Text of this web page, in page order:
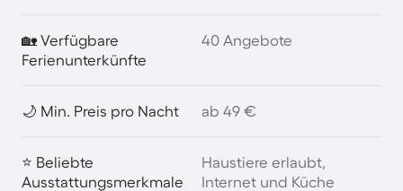
🏡 Verfügbare
Ferienunterkünfte
40 Angebote
🌙 Min. Preis pro Nacht ab 49 €
⭐ Beliebte
Ausstattungsmerkmale
Haustiere erlaubt,
Internet und Küche